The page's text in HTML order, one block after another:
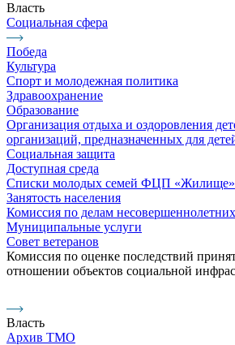
Власть
Социальная сфера
Победа
Культура
Спорт и молодежная политика
Здравоохранение
Образование
Организация отдыха и оздоровления
организаций, предназначенных для
Социальная защита
Доступная среда
Списки молодых семей ФЦП «Жилище»
Занятость населения
Комиссия по делам несовершеннолетних
Муниципальные услуги
Совет ветеранов
Комиссия по оценке последствий
отношении объектов социальной
Власть
Архив ТМО